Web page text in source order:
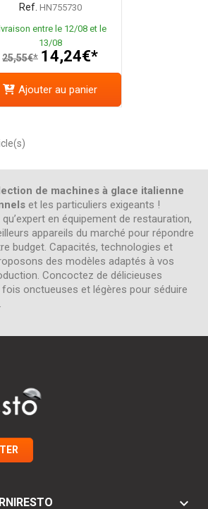
Ref. HN755730
entre le 12/08 et le
13/08
25,55€* 14,24€*
Ajouter au panier
de machines à glace italienne
et les particuliers exigeants !
en équipement de restauration,
appareils du marché pour répondre
budget. Capacités, technologies et
des modèles adaptés à vos
Concoctez de délicieuses
onctueuses et légères pour séduire
